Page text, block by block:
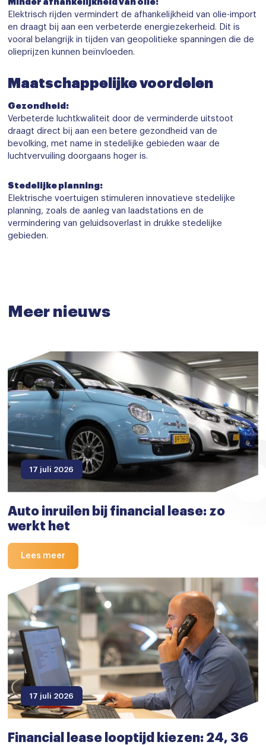
Elektrisch rijden vermindert de afhankelijkheid van olie-import
en draagt bij aan een verbeterde energiezekerheid. Dit is
vooral belangrijk in tijden van geopolitieke spanningen die de
olieprijzen kunnen beïnvloeden.
Maatschappelijke voordelen
Gezondheid:
Verbeterde luchtkwaliteit door de verminderde uitstoot
draagt direct bij aan een betere gezondheid van de
bevolking, met name in stedelijke gebieden waar de
luchtvervuiling doorgaans hoger is.
Stedelijke planning:
Elektrische voertuigen stimuleren innovatieve stedelijke
planning, zoals de aanleg van laadstations en de
vermindering van geluidsoverlast in drukke stedelijke
gebieden.
Meer nieuws
17 juli 2026
Auto inruilen bij financial lease: zo
werkt het
Lees meer
17 juli 2026
Financial lease looptijd kiezen: 24, 36